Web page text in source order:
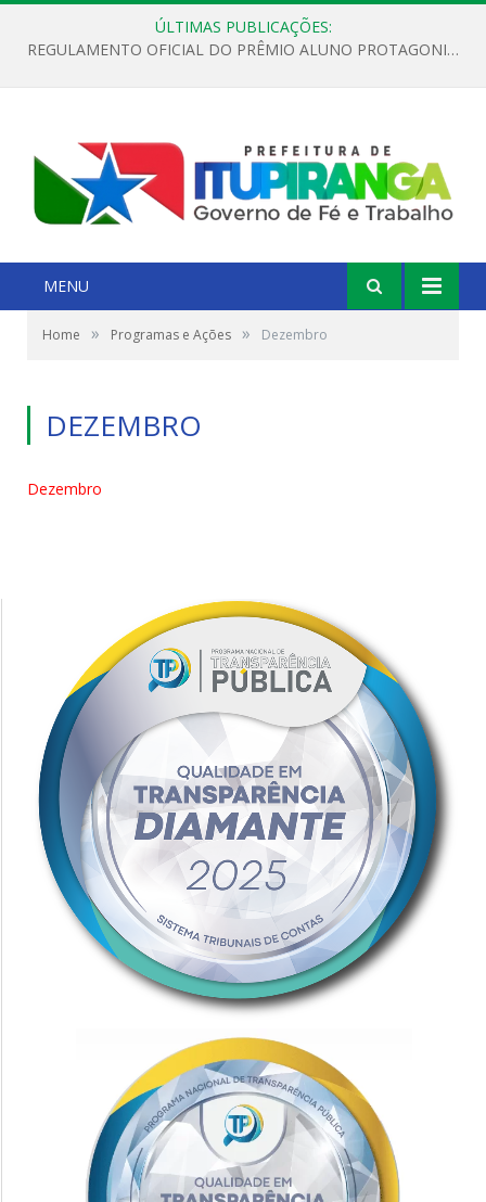
ÚLTIMAS PUBLICAÇÕES:
REGULAMENTO OFICIAL DO PRÊMIO ALUNO PROTAGONISTA – EDIÇÃO 2026
MENU
Home » Programas e Ações » Dezembro
DEZEMBRO
Dezembro